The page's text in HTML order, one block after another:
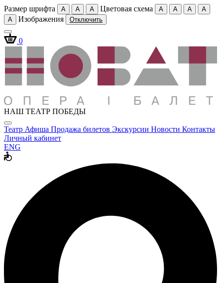
Размер шрифта A A A Цветовая схема A A A
A
A
Изображения Отключить
0
НАШ ТЕАТР ПОБЕДЫ
Театр Афиша Продажа билетов Экскурсии Новости Контакты
Личный кабинет
ENG